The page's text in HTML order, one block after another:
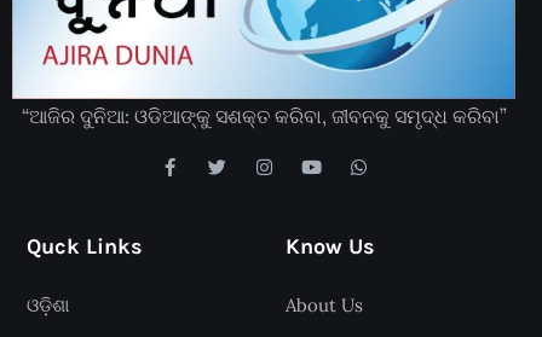
“ଆଜିର ଦୁନିଆ: ଓଡିଆଙ୍କୁ ସଶକ୍ତ କରିବା, ଜୀବନକୁ ସମୃଦ୍ଧ କରିବା”
Quck Links
ଓଡ଼ିଶା
Know Us
About Us